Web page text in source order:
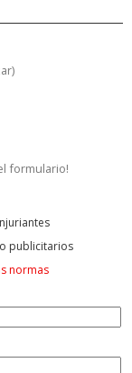
)
formulario!
publicitarios
normas